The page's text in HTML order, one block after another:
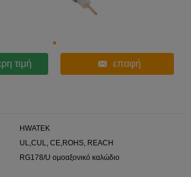
τιμή επαφή
HWATEK
UL,CUL, CE,ROHS, REACH
RG178/U ομοαξονικό καλώδιο